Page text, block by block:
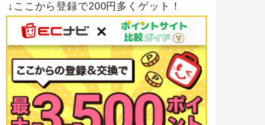
↓ここから登録で200円多くゲット！